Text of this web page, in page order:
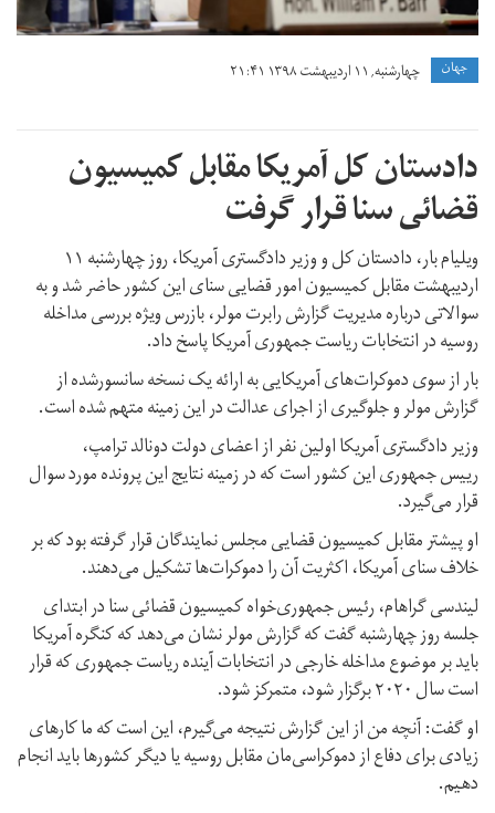
جهان چهارشنبه, ۱۱ اردیبهشت ۱۳۹۸ ۲۱:۴۱
دادستان کل آمریکا مقابل کمیسیون
قضائی سنا قرار گرفت
ویلیام بار، دادستان کل و وزیر دادگستری آمریکا، روز چهارشنبه ۱۱
اردیبهشت مقابل کمیسیون امور قضایی سنای این کشور حاضر شد و به
سوالاتی درباره مدیریت گزارش رابرت مولر، بازرس ویژه بررسی مداخله
روسیه در انتخابات ریاست جمهوری آمریکا پاسخ داد.
بار از سوی دموکرات‌های آمریکایی به ارائه یک نسخه سانسورشده از
گزارش مولر و جلوگیری از اجرای عدالت در این زمینه متهم شده است.
وزیر دادگستری آمریکا اولین نفر از اعضای دولت دونالد ترامپ،
رییس جمهوری این کشور است که در زمینه نتایج این پرونده مورد سوال
قرار می‌گیرد.
او پیشتر مقابل کمیسیون قضایی مجلس نمایندگان قرار گرفته بود که بر
خلاف سنای آمریکا، اکثریت آن را دموکرات‌ها تشکیل می‌دهند.
لیندسی گراهام، رئیس جمهوری‌خواه کمیسیون قضائی سنا در ابتدای
جلسه روز چهارشنبه گفت که گزارش مولر نشان می‌دهد که کنگره آمریکا
باید بر موضوع مداخله خارجی در انتخابات آینده ریاست جمهوری که قرار
است سال ۲۰۲۰ برگزار شود، متمرکز شود.
او گفت: آنچه من از این گزارش نتیجه می‌گیرم، این است که ما کارهای
زیادی برای دفاع از دموکراسی‌مان مقابل روسیه یا دیگر کشورها باید انجام
دهیم.